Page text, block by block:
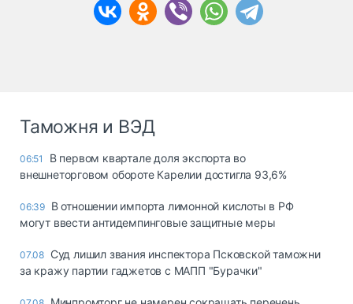
Таможня и ВЭД
06:51
В первом квартале доля экспорта во
внешнеторговом обороте Карелии достигла 93,6%
06:39 В отношении импорта лимонной кислоты в РФ
могут ввести антидемпинговые защитные меры
07.08 Суд лишил звания инспектора Псковской таможни
за кражу партии гаджетов с МАПП "Бурачки"